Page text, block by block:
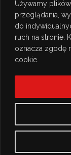
Używamy
przeglądania,
do
ruch na stronie.
oznacza zgodę
cookie.